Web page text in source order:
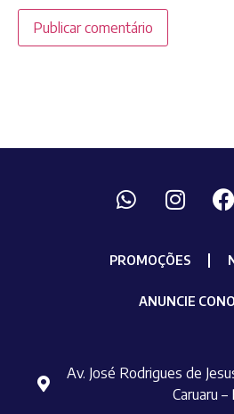
PROMOÇÕES
ANUNCIE
Av. José Rodrigues de
Caruaru –